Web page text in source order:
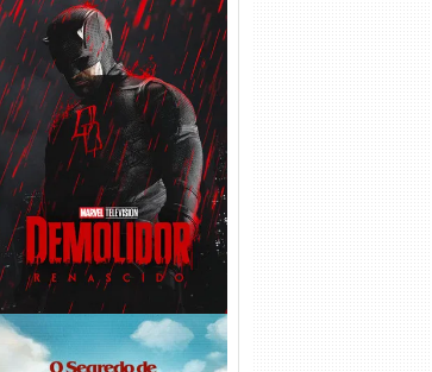
Demolidor: Renascido 2ª
Temporada (2026) WEB-DL
1080p Dual Áudio